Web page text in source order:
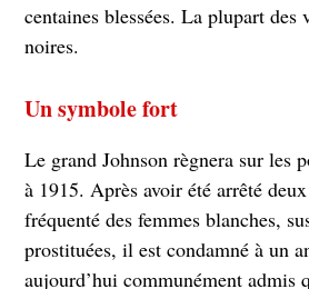
centaines blessées. La plupart des
noires.
Un symbole fort
Le grand Johnson règnera sur les
à 1915. Après avoir été arrêté
fréquenté des femmes blanches,
prostituées, il est condamné à un
aujourd’hui communément admis